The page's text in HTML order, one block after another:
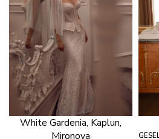
White Gardenia, Kaplun,
Mironova